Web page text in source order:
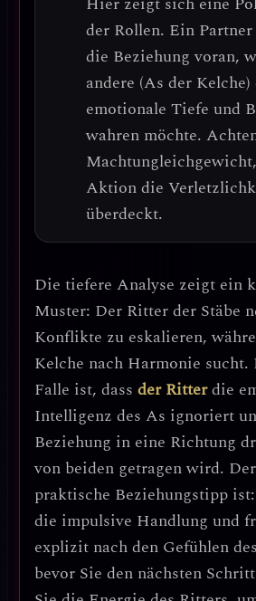
der Rollen. Ein
die Beziehung voran,
andere (As der Kelche)
emotionale Tiefe und
wahren möchte.
Machtungleichgewicht
Aktion die
überdeckt.
Die tiefere Analyse zeigt ein
Muster: Der Ritter der Stäbe
Konflikte zu eskalieren,
Kelche nach Harmonie sucht.
Falle ist, dass der Ritterdie
Intelligenz des As ignoriert
Beziehung in eine Richtung
von beiden getragen wird.
praktische Beziehungstipp
die impulsive Handlung und
explizit nach den Gefühlen
bevor Sie den nächsten